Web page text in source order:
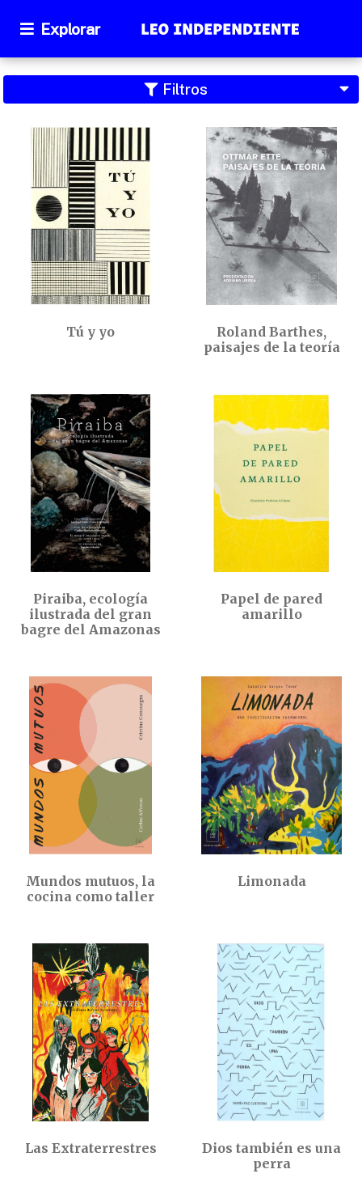
Explorar
Filtros
Tú y yo
Roland Barthes,
paisajes de la teoría
Piraiba, ecología
ilustrada del gran
bagre del Amazonas
Papel de pared
amarillo
Mundos mutuos, la
cocina como taller
Limonada
Las Extraterrestres
Dios también es una
perra